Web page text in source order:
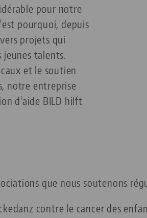
pour notre
pourquoi, depuis
projets qui
talents.
et le soutien
notre entreprise
d'aide BILD hilft
que nous soutenons
contre le cancer des